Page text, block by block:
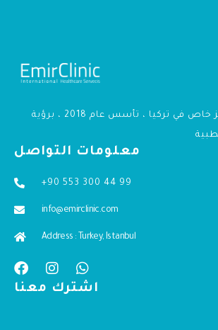
أمير كلينك هو مركز خاص في تركيا ، تأسس عام 2018 ، برؤية
معلومات التواصل
+90 553 300 44 99
info@emirclinic.com
Address : Turkey, Istanbul
اشترك معنا